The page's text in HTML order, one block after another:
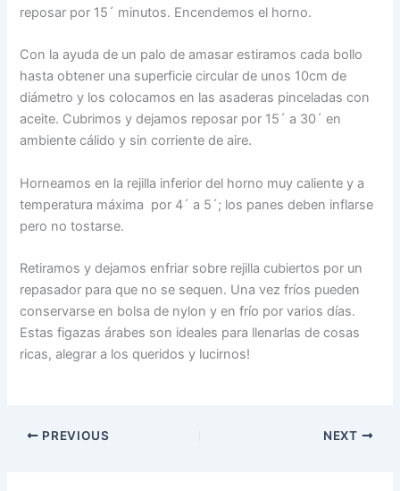
reposar por 15´ minutos. Encendemos el horno.
Con la ayuda de un palo de amasar estiramos cada bollo
hasta obtener una superficie circular de unos 10cm de
diámetro y los colocamos en las asaderas pinceladas con
aceite. Cubrimos y dejamos reposar por 15´ a 30´ en
ambiente cálido y sin corriente de aire.
Horneamos en la rejilla inferior del horno muy caliente y a
temperatura máxima por 4´ a 5´; los panes deben inflarse
pero no tostarse.
Retiramos y dejamos enfriar sobre rejilla cubiertos por un
repasador para que no se sequen. Una vez fríos pueden
conservarse en bolsa de nylon y en frío por varios días.
Estas figazas árabes son ideales para llenarlas de cosas
ricas, alegrar a los queridos y lucirnos!
PREVIOUS NEXT